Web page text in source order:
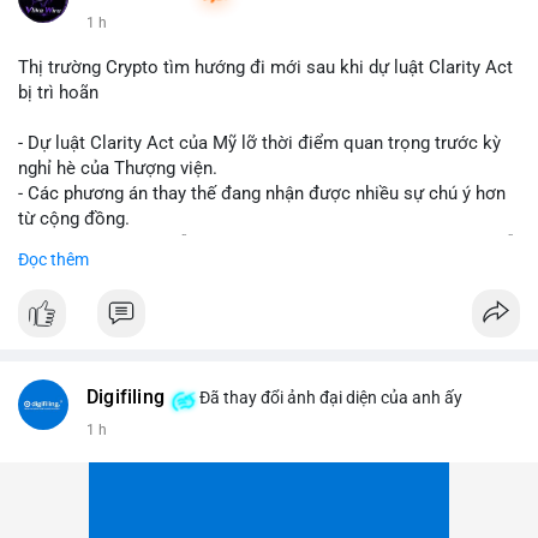
1 h
Thị trường Crypto tìm hướng đi mới sau khi dự luật Clarity Act
bị trì hoãn
- Dự luật Clarity Act của Mỹ lỡ thời điểm quan trọng trước kỳ
nghỉ hè của Thượng viện.
- Các phương án thay thế đang nhận được nhiều sự chú ý hơn
từ cộng đồng.
về pháp lý.
#binancesquare
#vlikevn #titanbot
Đọc thêm
Digifiling Đã thay đổi ảnh đại diện của anh ấy
1 h